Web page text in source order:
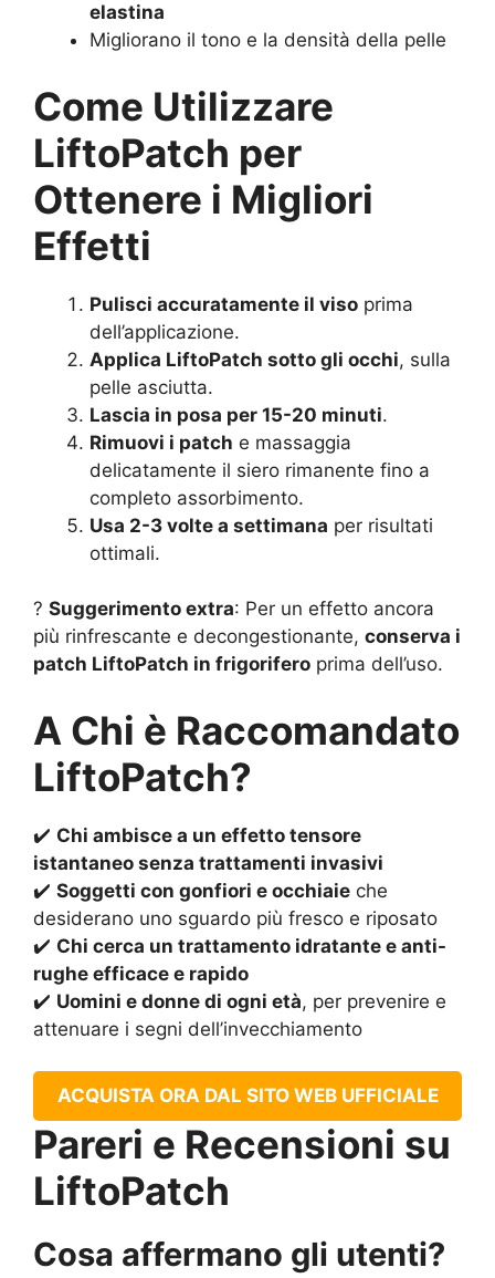
elastina
Migliorano il tono e la densità della pelle
Come Utilizzare
LiftoPatch per
Ottenere i Migliori
Effetti
Pulisci accuratamente il viso prima
dell’applicazione.
Applica LiftoPatch sotto gli occhi, sulla
pelle asciutta.
Lascia in posa per 15-20 minuti.
Rimuovi i patch e massaggia
delicatamente il siero rimanente fino a
completo assorbimento.
Usa 2-3 volte a settimana per risultati
ottimali.
? Suggerimento extra: Per un effetto ancora
più rinfrescante e decongestionante, conserva i
patch LiftoPatch in frigorifero prima dell’uso.
A Chi è Raccomandato
LiftoPatch?
✔️ Chi ambisce a un effetto tensore
istantaneo senza trattamenti invasivi
✔️ Soggetti con gonfiori e occhiaie che
desiderano uno sguardo più fresco e riposato
✔️ Chi cerca un trattamento idratante e anti-
rughe efficace e rapido
✔️ Uomini e donne di ogni età, per prevenire e
attenuare i segni dell’invecchiamento
ACQUISTA ORA DAL SITO WEB UFFICIALE
Pareri e Recensioni su
LiftoPatch
Cosa affermano gli utenti?